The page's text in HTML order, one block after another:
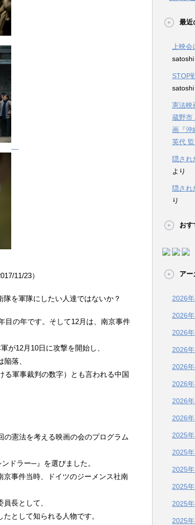
11/23）
を軍隊にしたい人達ではないか？
目の年です。そして12月は、南京事件
が12月10日に攻撃を開始し、
落、
る軍事裁判の数字）とも言われる中国
憲法を考える映画の会のプログラム
ドラー─』を選びました。
事件当時、ドイツのジーメンス社南
長として、
として知られる人物です。
最近
上映
STOP
憲法映
蔵野市
画『沖
英代
隠さ
より
隠さ
り
おす
アー
2026
2026
2026
2026
2026
2026
2026
2026
2025
2025
2025
2025
2025
2025